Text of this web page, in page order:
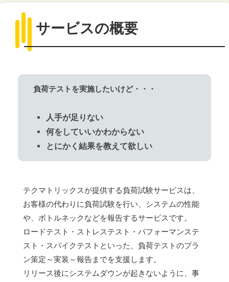
サービスの概要
負荷テストを実施したいけど・・・
人手が足りない
何をしていいかわからない
とにかく結果を教えて欲しい
テクマトリックスが提供する負荷試験サービスは、
お客様の代わりに負荷試験を行い、システムの性能
や、ボトルネックなどを報告するサービスです。
ロードテスト・ストレステスト・パフォーマンステ
スト・スパイクテストといった、負荷テストのプラ
ン策定～実装～報告までを支援します。
リリース後にシステムダウンが起きないように、事